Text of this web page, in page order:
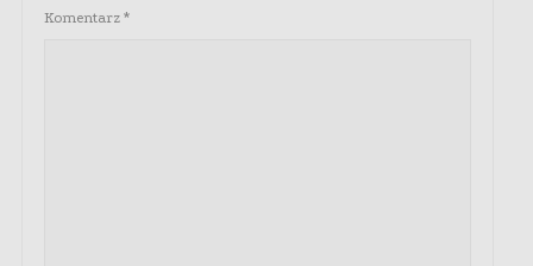
Komentarz *